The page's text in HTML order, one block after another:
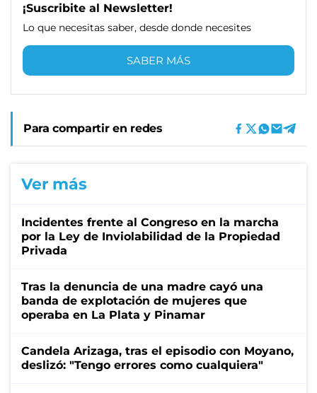
¡Suscribite al Newsletter!
Lo que necesitas saber, desde donde necesites
SABER MÁS
Para compartir en redes
Ver más
Incidentes frente al Congreso en la marcha
por la Ley de Inviolabilidad de la Propiedad
Privada
Tras la denuncia de una madre cayó una
banda de explotación de mujeres que
operaba en La Plata y Pinamar
Candela Arizaga, tras el episodio con Moyano,
deslizó: "Tengo errores como cualquiera"